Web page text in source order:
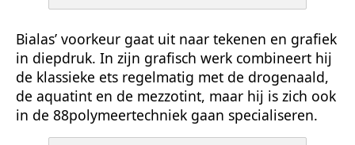
Bialas’ voorkeur gaat uit naar tekenen en grafiek
in diepdruk. In zijn grafisch werk combineert hij
de klassieke ets regelmatig met de drogenaald,
de aquatint en de mezzotint, maar hij is zich ook
in de 88polymeertechniek gaan specialiseren.